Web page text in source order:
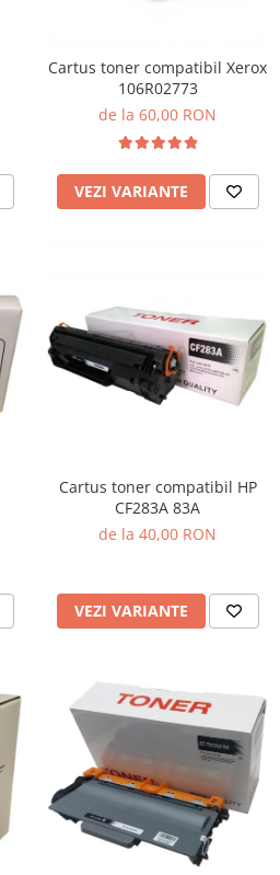
Cartus toner compatibil Xerox
106R02773
de la 60,00 RON
VEZI VARIANTE
Cartus toner compatibil HP
CF283A 83A
de la 40,00 RON
VEZI VARIANTE